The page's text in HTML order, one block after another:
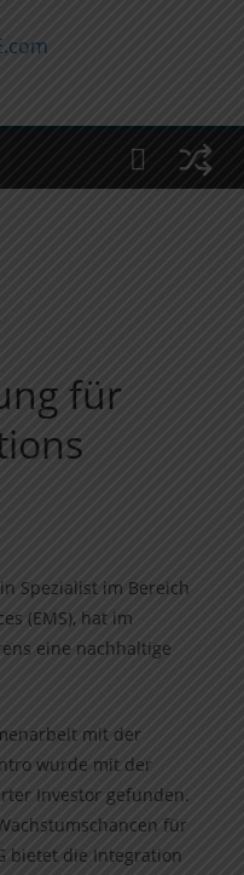
für
Spezialist im Bereich
(EMS), hat im
eine nachhaltige
mit der
wurde mit der
Investor gefunden.
für
bietet die Integration